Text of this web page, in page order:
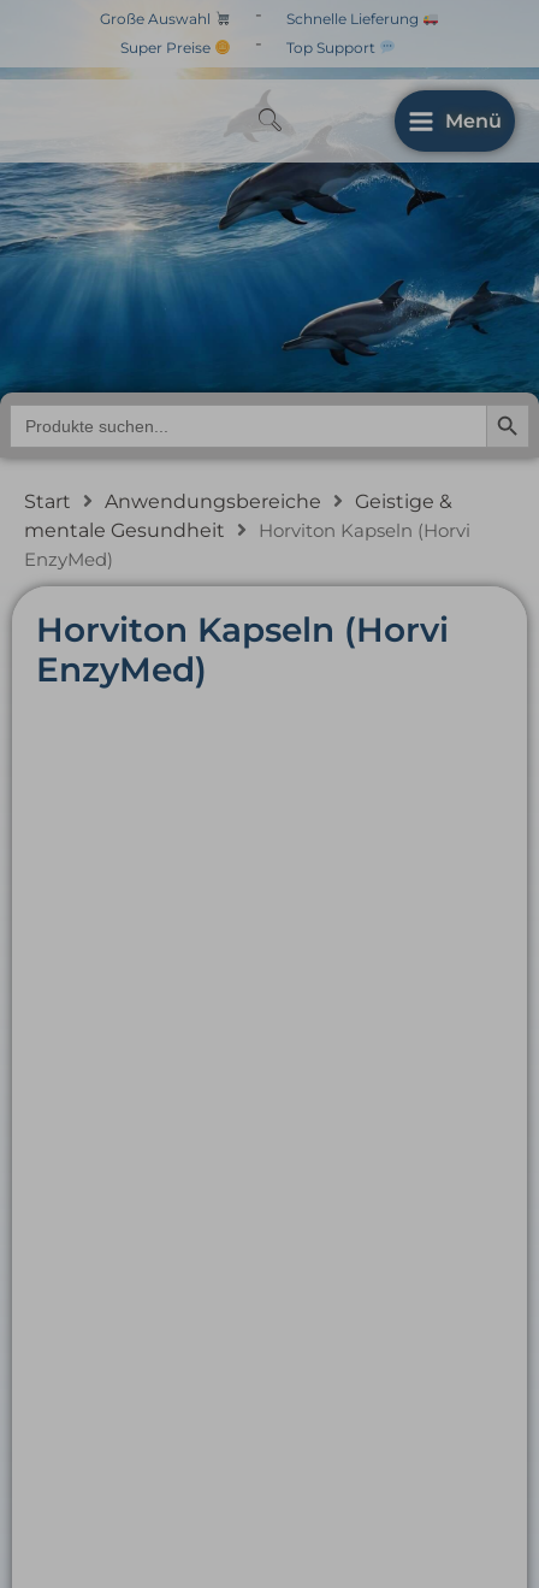
springen
Große Auswahl
Super Preise
-
-
Schnelle Lieferung
Top Support
Menü
Horviton Kapseln
(Horvi EnzyMed)
Search
for:
Search
Start Anwendungsbereiche
Geistige &
mentale Gesundheit
Horviton Kapseln (Horvi
EnzyMed)
Horviton Kapseln (Horvi
EnzyMed)